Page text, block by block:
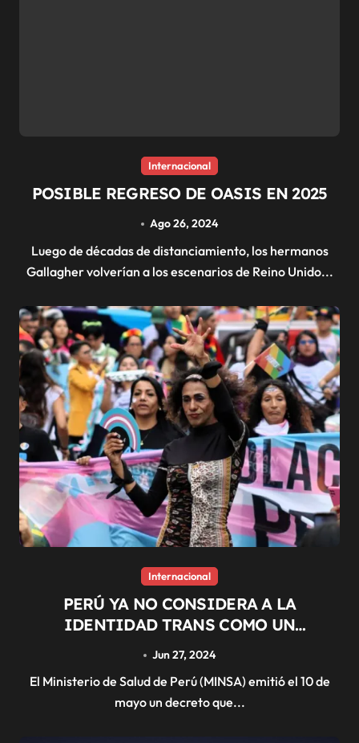
Internacional
POSIBLE REGRESO DE OASIS EN 2025
Ago 26, 2024
Luego de décadas de distanciamiento, los hermanos
Gallagher volverían a los escenarios de Reino Unido...
Internacional
PERÚ YA NO CONSIDERA A LA
IDENTIDAD TRANS COMO UN
TRASTORNO MENTAL
Jun 27, 2024
El Ministerio de Salud de Perú (MINSA) emitió el 10 de
mayo un decreto que...